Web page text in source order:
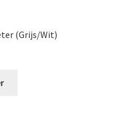
(Grijs/Wit)